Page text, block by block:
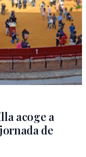
acoge a
de